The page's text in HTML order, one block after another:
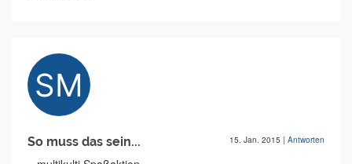
So muss das sein... 15. Jan. 2015 | Antworten